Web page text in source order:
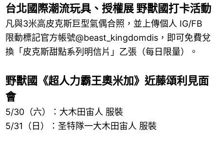
台北國際潮流玩具、授權展 野獸國打卡活動
凡與3米高皮克斯巨型氣偶合照，並上傳個人 IG/FB
限動標記官方帳號@beast_kingdomdis，即可免費兌
換「皮克斯甜點系列明信片」乙張（每日限量）。
野獸國《超人力霸王奧米加》近藤頌利見面
會
5/30（六）：大木田宙人 服裝
5/31（日）：圣特隊一大木田宙人 服裝